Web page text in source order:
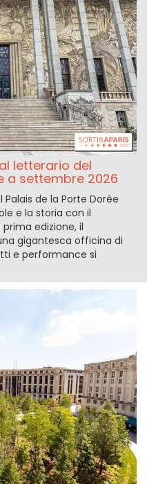
letterario del
a settembre 2026
de la Porte Dorée
e la storia con il
prima edizione, il
gigantesca officina di
e performance si